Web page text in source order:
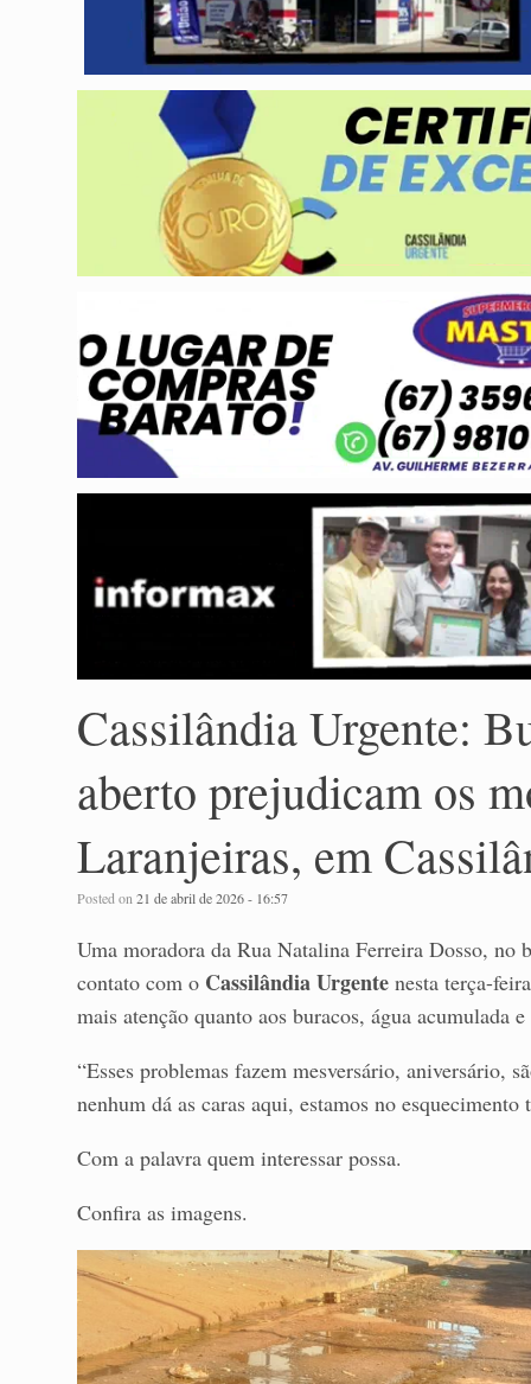
Cassilândia Urgente:
aberto prejudicam os
Laranjeiras, em
Posted on21 de abril de 2026 - 16:57
Uma moradora da Rua Natalina Ferreira Dosso,
contato com o Cassilândia Urgente nesta terça-
mais atenção quanto aos buracos, água acumulada
“Esses problemas fazem mesversário, aniversário,
nenhum dá as caras aqui, estamos no
Com a palavra quem interessar possa.
Confira as imagens.